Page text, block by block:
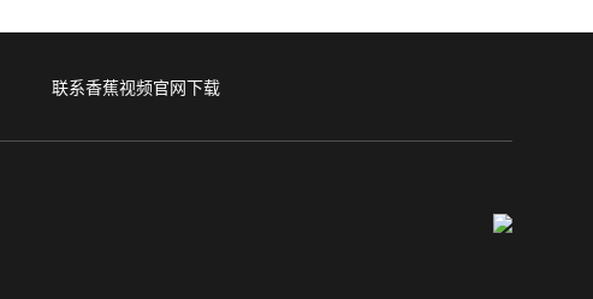
联系香蕉视频官网下载